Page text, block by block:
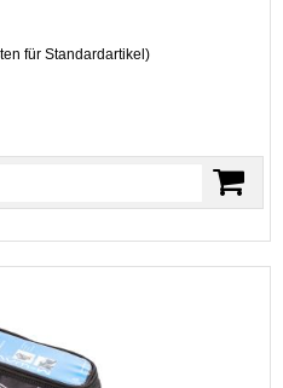
für Standardartikel )